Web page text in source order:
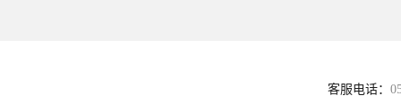
客服电话：